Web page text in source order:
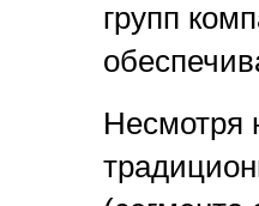
групп
Несмотря